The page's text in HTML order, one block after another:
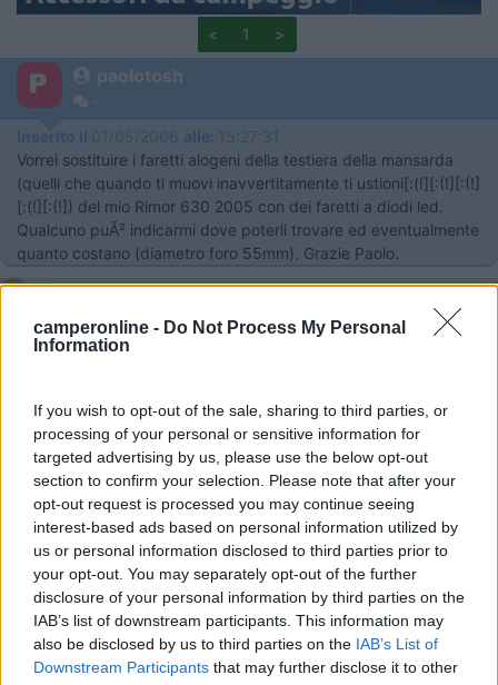
camperonline - Do Not Process My Personal
Information
If you wish to opt-out of the sale, sharing to third parties, or
processing of your personal or sensitive information for
targeted advertising by us, please use the below opt-out
section to confirm your selection. Please note that after your
opt-out request is processed you may continue seeing
interest-based ads based on personal information utilized by
us or personal information disclosed to third parties prior to
your opt-out. You may separately opt-out of the further
disclosure of your personal information by third parties on the
IAB’s list of downstream participants. This information may
also be disclosed by us to third parties on the IAB’s List of
Downstream Participants that may further disclose it to other
< 1 >
paolotosh
Inserito il 01/05/2006 alle: 15:27:31
Vorrei sostituire i faretti alogeni della testiera della mansarda
(quelli che quando ti muovi inavvertitamente ti ustioni[:(!][:(!][:(!]
[:(!][:(!]) del mio Rimor 630 2005 con dei faretti a diodi led.
Qualcuno puÃ² indicarmi dove poterli trovare ed eventualmente
quanto costano (diametro foro 55mm). Grazie Paolo.
23
508
Inserito il01/05/2006
vendono gruppi LED così. vedo un po' tu, per me fanno poca
luce, ma non ti brucerai di sicuro!
http://www.ikea.com/webapp/wcs/...
Buoni Km Frank
paolotosh
Inserito il01/05/2006 alle:19:12:08
id="red">Grazie, mi sono messo a vedere qualche vecchio post
ed effettivamente ho visto i faretti IKEA (che vengono venduti in
confezioni da 4). Io pensavo invece ad un faretto da incasso in
modo da poterlo sostitutire con quello originale. Grazie a tutti.